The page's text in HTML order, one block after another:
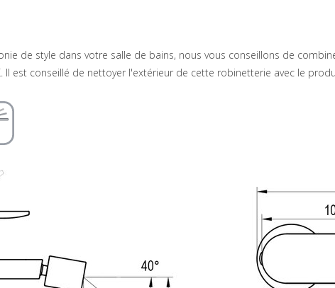
de style dans votre salle de bains, nous vous conseillons de
est conseillé de nettoyer l'extérieur de cette robinetterie avec le